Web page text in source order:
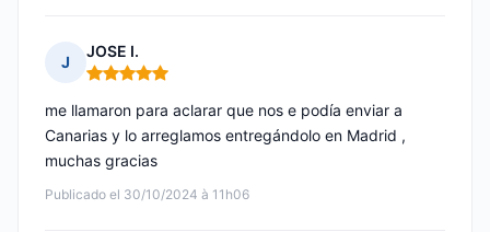
J
JOSE I.
Nota: 5 de 5
Publicado el 30/10/2024 à 11h06
me llamaron para aclarar que nos e podía enviar a
Canarias y lo arreglamos entregándolo en Madrid ,
muchas gracias